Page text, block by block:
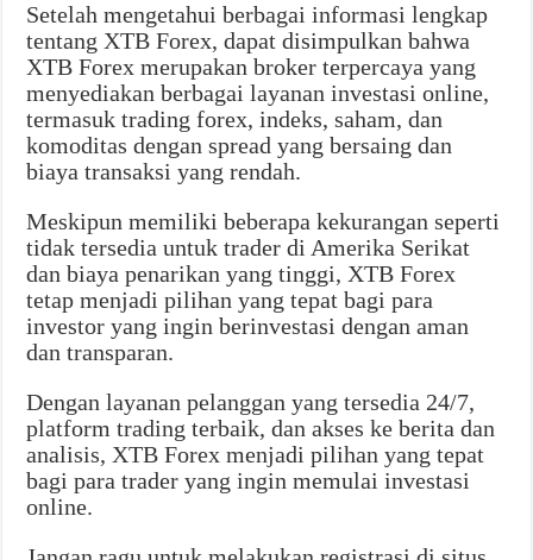
Setelah mengetahui berbagai informasi lengkap
tentang XTB Forex, dapat disimpulkan bahwa
XTB Forex merupakan broker terpercaya yang
menyediakan berbagai layanan investasi online,
termasuk trading forex, indeks, saham, dan
komoditas dengan spread yang bersaing dan
biaya transaksi yang rendah.
Meskipun memiliki beberapa kekurangan seperti
tidak tersedia untuk trader di Amerika Serikat
dan biaya penarikan yang tinggi, XTB Forex
tetap menjadi pilihan yang tepat bagi para
investor yang ingin berinvestasi dengan aman
dan transparan.
Dengan layanan pelanggan yang tersedia 24/7,
platform trading terbaik, dan akses ke berita dan
analisis, XTB Forex menjadi pilihan yang tepat
bagi para trader yang ingin memulai investasi
online.